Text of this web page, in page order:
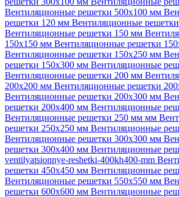
Вентиляционные решетки 500х100 мм
решетки 120 мм Вентиляционные
Вентиляционные решетки 150 мм
150х150 мм Вентиляционные решетки
Вентиляционные решетки 150х250 мм
решетки 150х300 мм Вентиляционные
Вентиляционные решетки 200 мм
200х200 мм Вентиляционные решетки
Вентиляционные решетки 200х300 мм
решетки 200х400 мм Вентиляционные
Вентиляционные решетки 250 мм мм
решетки 250х250 мм Вентиляционные
Вентиляционные решетки 300х300 мм
решетки 300х400 мм Вентиляционные
ventilyatsionnye-reshetki-400kh400-mm
решетки 450х450 мм Вентиляционные
Вентиляционные решетки 550х550 мм
решетки 600х600 мм Вентиляционные